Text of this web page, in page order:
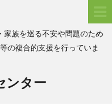
族を巡る不安や問題のため
の複合的支援を行っていま
ンター